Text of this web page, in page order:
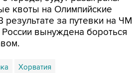
квоты на Олимпийские
результате за путевки на ЧМ
вынуждена бороться
Хорватия